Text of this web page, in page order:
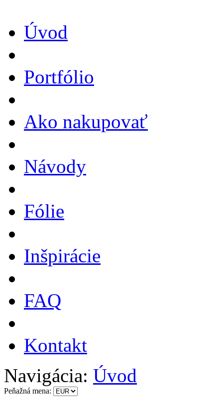
Úvod
Portfólio
Ako nakupovať
Návody
Fólie
Inšpirácie
FAQ
Kontakt
Navigácia: Úvod
Peňažná mena: